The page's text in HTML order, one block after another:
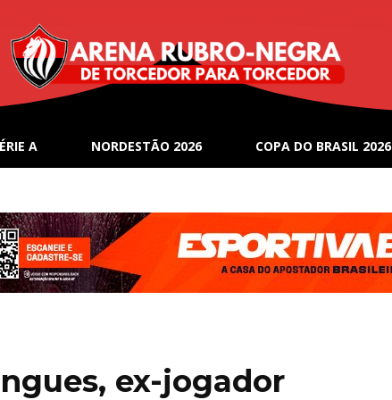
A NORDESTÃO 2026 COPA DO BRASIL 2026
ex-jogador